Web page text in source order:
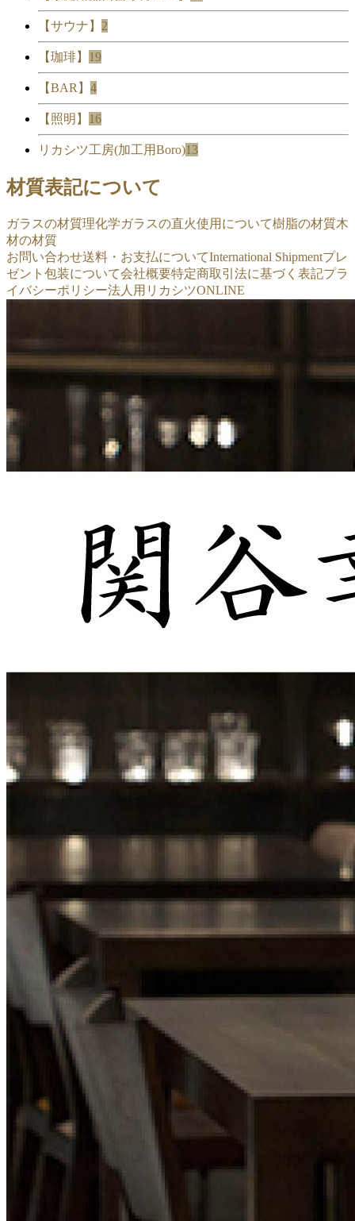
【サウナ】 2
【珈琲】 19
【BAR】 4
【照明】 16
リカシツ工房(加工用Boro)13
材質表記について
ガラスの材質理化学ガラスの直火使用について樹脂の材質木
材の材質
お問い合わせ送料・お支払についてInternational Shipmentプレ
ゼント包装について会社概要特定商取引法に基づく表記プラ
イバシーポリシー法人用リカシツONLINE